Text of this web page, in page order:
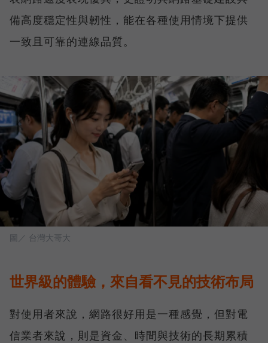
備高度穩定性與韌性，能在各種使用情境下提供
一致且可靠的連線品質。
圖／ 台灣大哥大
世界級的體驗，來自看不見的技術布局
對使用者來說，網路很好用是一種感覺，但對電
信業者來說，則是資金、時間與技術的長期累積